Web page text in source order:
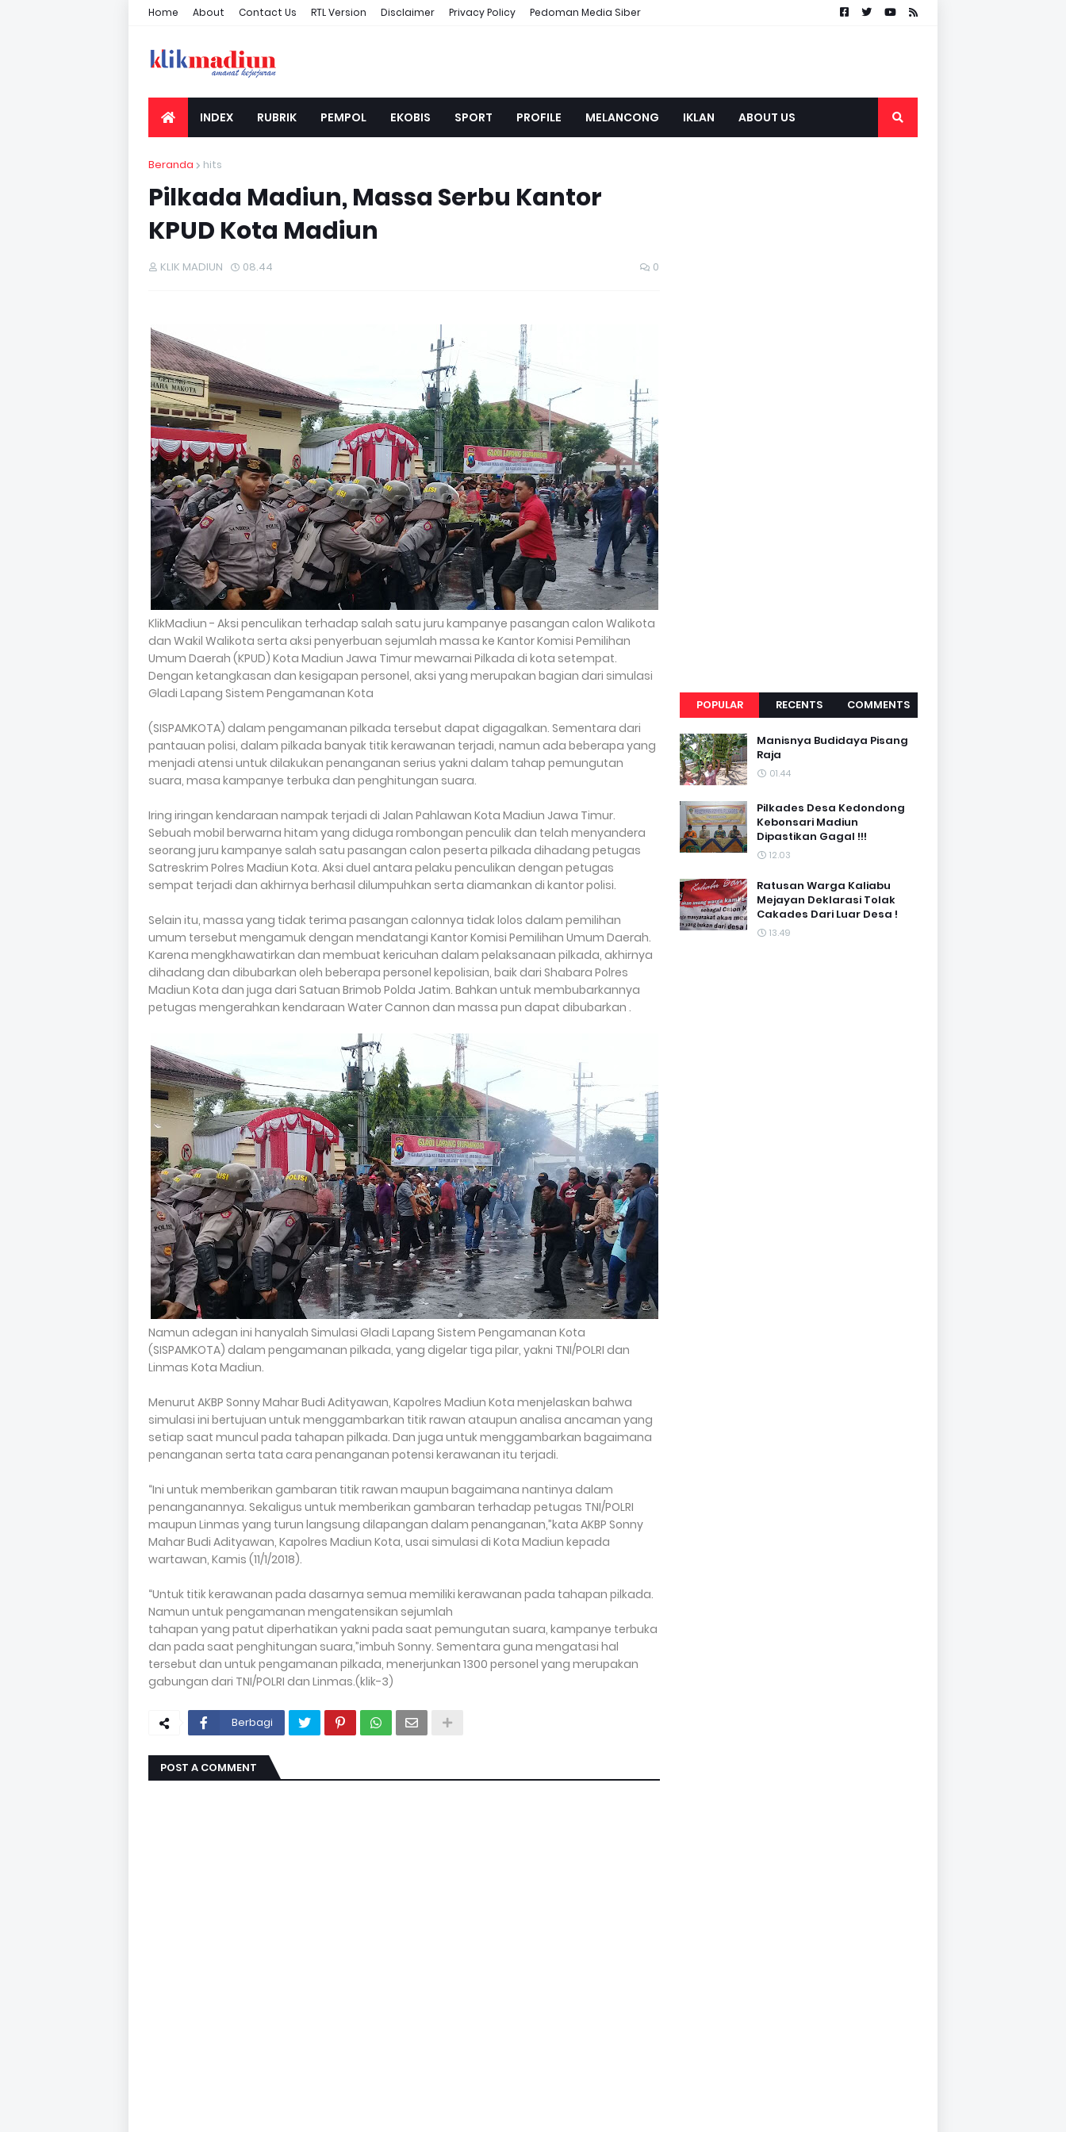
Home About Contact Us RTL Version Disclaimer Privacy Policy Pedoman Media Siber
INDEX RUBRIK PEMPOL EKOBIS SPORT PROFILE MELANCONG IKLAN ABOUT US
Beranda hits
Pilkada Madiun, Massa Serbu Kantor
KPUD Kota Madiun
KLIK MADIUN 08.44 0
KlikMadiun - Aksi penculikan terhadap salah satu juru kampanye pasangan calon Walikota
dan Wakil Walikota serta aksi penyerbuan sejumlah massa ke Kantor Komisi Pemilihan
Umum Daerah (KPUD) Kota Madiun Jawa Timur mewarnai Pilkada di kota setempat.
Dengan ketangkasan dan kesigapan personel, aksi yang merupakan bagian dari simulasi
Gladi Lapang Sistem Pengamanan Kota
(SISPAMKOTA) dalam pengamanan pilkada tersebut dapat digagalkan. Sementara dari
pantauan polisi, dalam pilkada banyak titik kerawanan terjadi, namun ada beberapa yang
menjadi atensi untuk dilakukan penanganan serius yakni dalam tahap pemungutan
suara, masa kampanye terbuka dan penghitungan suara.
Iring iringan kendaraan nampak terjadi di Jalan Pahlawan Kota Madiun Jawa Timur.
Sebuah mobil berwarna hitam yang diduga rombongan penculik dan telah menyandera
seorang juru kampanye salah satu pasangan calon peserta pilkada dihadang petugas
Satreskrim Polres Madiun Kota. Aksi duel antara pelaku penculikan dengan petugas
sempat terjadi dan akhirnya berhasil dilumpuhkan serta diamankan di kantor polisi.
Selain itu, massa yang tidak terima pasangan calonnya tidak lolos dalam pemilihan
umum tersebut mengamuk dengan mendatangi Kantor Komisi Pemilihan Umum Daerah.
Karena mengkhawatirkan dan membuat kericuhan dalam pelaksanaan pilkada, akhirnya
dihadang dan dibubarkan oleh beberapa personel kepolisian, baik dari Shabara Polres
Madiun Kota dan juga dari Satuan Brimob Polda Jatim. Bahkan untuk membubarkannya
petugas mengerahkan kendaraan Water Cannon dan massa pun dapat dibubarkan .
Namun adegan ini hanyalah Simulasi Gladi Lapang Sistem Pengamanan Kota
(SISPAMKOTA) dalam pengamanan pilkada, yang digelar tiga pilar, yakni TNI/POLRI dan
Linmas Kota Madiun.
Menurut AKBP Sonny Mahar Budi Adityawan, Kapolres Madiun Kota menjelaskan bahwa
simulasi ini bertujuan untuk menggambarkan titik rawan ataupun analisa ancaman yang
setiap saat muncul pada tahapan pilkada. Dan juga untuk menggambarkan bagaimana
penanganan serta tata cara penanganan potensi kerawanan itu terjadi.
“Ini untuk memberikan gambaran titik rawan maupun bagaimana nantinya dalam
penanganannya. Sekaligus untuk memberikan gambaran terhadap petugas TNI/POLRI
maupun Linmas yang turun langsung dilapangan dalam penanganan,”kata AKBP Sonny
Mahar Budi Adityawan, Kapolres Madiun Kota, usai simulasi di Kota Madiun kepada
wartawan, Kamis (11/1/2018).
“Untuk titik kerawanan pada dasarnya semua memiliki kerawanan pada tahapan pilkada.
Namun untuk pengamanan mengatensikan sejumlah
tahapan yang patut diperhatikan yakni pada saat pemungutan suara, kampanye terbuka
dan pada saat penghitungan suara,”imbuh Sonny. Sementara guna mengatasi hal
tersebut dan untuk pengamanan pilkada, menerjunkan 1300 personel yang merupakan
gabungan dari TNI/POLRI dan Linmas.(klik-3)
Berbagi
POST A COMMENT
POPULAR RECENTS COMMENTS
Manisnya Budidaya Pisang
Raja
01.44
Pilkades Desa Kedondong
Kebonsari Madiun
Dipastikan Gagal !!!
12.03
Ratusan Warga Kaliabu
Mejayan Deklarasi Tolak
Cakades Dari Luar Desa !
13.49